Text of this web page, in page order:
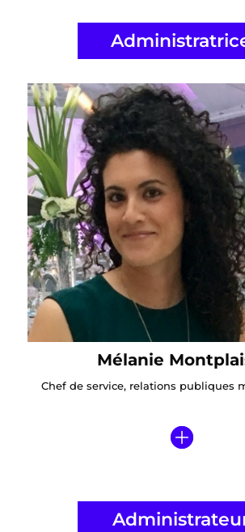
Mélanie
Chef de service, relations publiques